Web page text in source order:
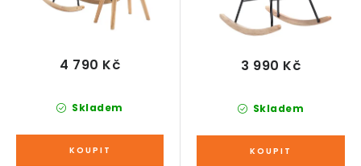
Skladem
4 790 Kč
Skladem
3 990 Kč